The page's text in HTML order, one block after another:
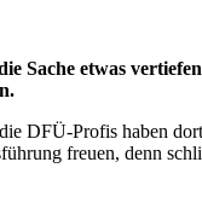
etwas
DFÜ-Profis haben
freuen, denn